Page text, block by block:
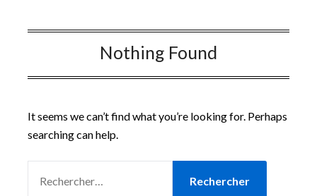
Nothing Found
It seems we can’t find what you’re looking for. Perhaps
searching can help.